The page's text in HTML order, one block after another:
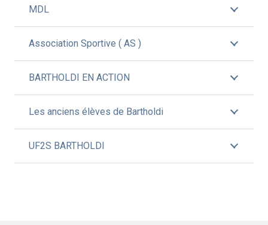
MDL
Association Sportive ( AS )
BARTHOLDI EN ACTION
Les anciens élèves de Bartholdi
UF2S BARTHOLDI